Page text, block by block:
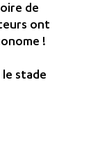
de
ont
!
stade